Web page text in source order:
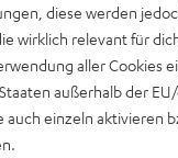
für die
dort, wo
der
diese werden
wirklich relevant für
aller Cookies
außerhalb der
auch einzeln aktivieren